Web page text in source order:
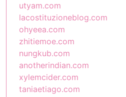
utyam.com
lacostituzioneblog.com
ohyeea.com
zhitiemoe.com
nungkub.com
anotherindian.com
xylemcider.com
taniaetiago.com